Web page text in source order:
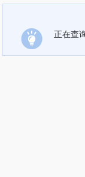
正在查